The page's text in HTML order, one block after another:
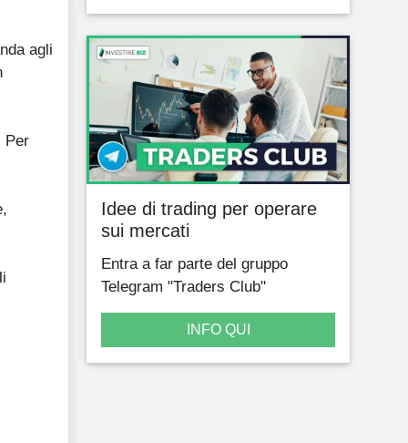
agli
Per
Idee di trading per operare
sui mercati
Entra a far parte del gruppo
Telegram "Traders Club"
INFO QUI